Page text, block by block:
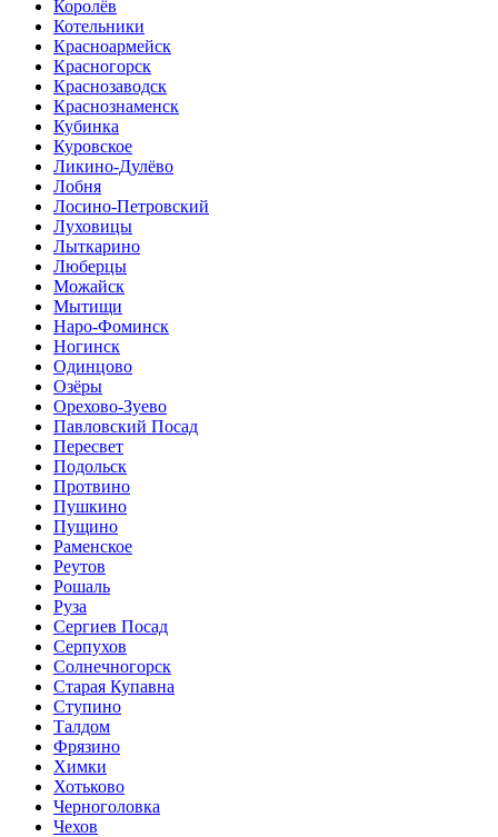
Королёв
Котельники
Красноармейск
Красногорск
Краснозаводск
Краснознаменск
Кубинка
Куровское
Ликино-Дулёво
Лобня
Лосино-Петровский
Луховицы
Лыткарино
Люберцы
Можайск
Мытищи
Наро-Фоминск
Ногинск
Одинцово
Озёры
Орехово-Зуево
Павловский Посад
Пересвет
Подольск
Протвино
Пушкино
Пущино
Раменское
Реутов
Рошаль
Руза
Сергиев Посад
Серпухов
Солнечногорск
Старая Купавна
Ступино
Талдом
Фрязино
Химки
Хотьково
Черноголовка
Чехов